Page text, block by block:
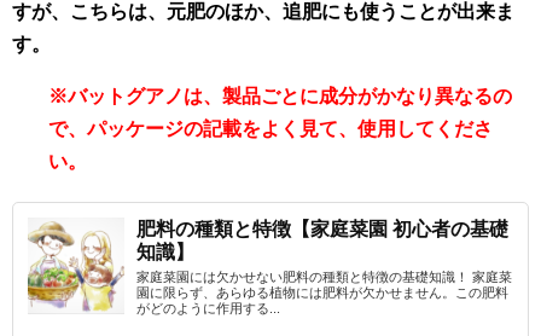
すが、こちらは、元肥のほか、追肥にも使うことが出来ま
す。
※バットグアノは、製品ごとに成分がかなり異なるの
で、パッケージの記載をよく見て、使用してくださ
い。
肥料の種類と特徴【家庭菜園 初心者の基礎
知識】
家庭菜園には欠かせない肥料の種類と特徴の基礎知識！ 家庭菜
園に限らず、あらゆる植物には肥料が欠かせません。この肥料
がどのように作用する...